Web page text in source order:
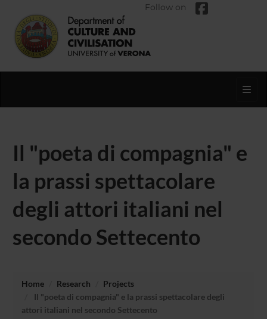
Follow on
Il "poeta di compagnia" e
la prassi spettacolare
degli attori italiani nel
secondo Settecento
Home Research
Projects
Il "poeta di compagnia" e la prassi spettacolare degli
attori italiani nel secondo Settecento